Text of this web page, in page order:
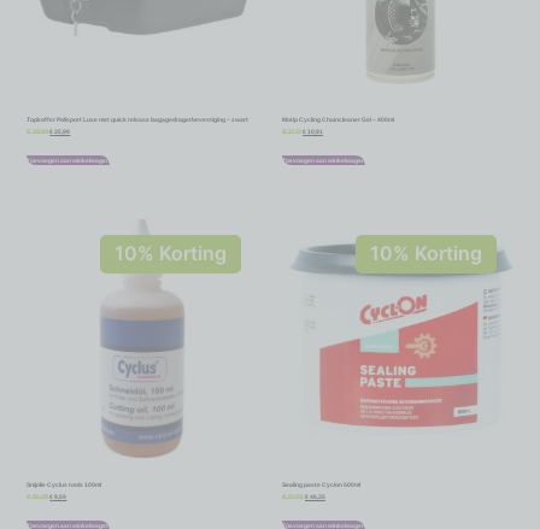
Topkoffer Polisport Luxe met quick release bagagedragerbevestiging – zwart
€39,99 € 35,99
Toevoegen aan winkelwagen
Motip Cycling Chaincleaner Gel – 400ml
€ 12,12 € 10,91
Toevoegen aan winkelwagen
10% Korting
Snijolie Cyclus tools 100ml
€10,65 € 9,59
Toevoegen aan winkelwagen
10% Korting
Sealing paste Cyclon 500ml
€ 51,50 € 46,35
Toevoegen aan winkelwagen